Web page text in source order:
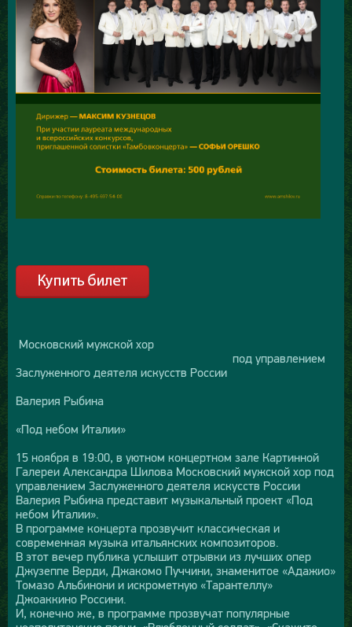
Московский мужской хор
под управлением
Заслуженного деятеля искусств России
Валерия Рыбина
«Под небом Италии»
15 ноября в 19:00, в уютном концертном зале Картинной
Галереи Александра Шилова Московский мужской хор под
управлением Заслуженного деятеля искусств России
Валерия Рыбина представит музыкальный проект «Под
небом Италии».
В программе концерта прозвучит классическая и
современная музыка итальянских композиторов.
В этот вечер публика услышит отрывки из лучших опер
Джузеппе Верди, Джакомо Пуччини, знаменитое «Адажио»
Томазо Альбинони и искрометную «Тарантеллу»
Джоаккино Россини.
И, конечно же, в программе прозвучат популярные